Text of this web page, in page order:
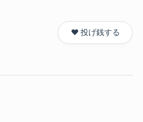
❤️ 投げ銭する